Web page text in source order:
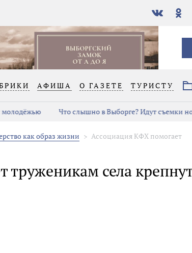
В
контакте
АФИША О ГАЗЕТЕ ТУРИСТУ
Что слышно в Выборге? Идут съемки
как образ жизни
Ассоциация КФХ помогает
села